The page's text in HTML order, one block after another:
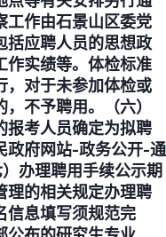
工作由石景山区委党
括应聘人员的思想政
作实绩等。体检标准
，对于未参加体检或
不予聘用。（六）
报考人员确定为拟聘
政府网站-政务公开-通
办理聘用手续公示期
理的相关规定办理聘
信息填写须规范完